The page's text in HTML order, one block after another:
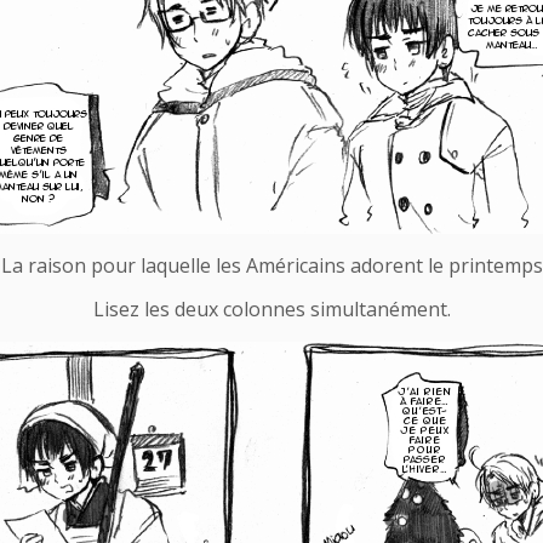
raison pour laquelle les Américains adorent le
Lisez les deux colonnes simultanément.